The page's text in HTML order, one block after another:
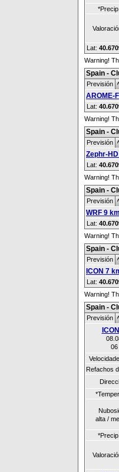
Lat:
Warning!
Spain -
Previsión
AROME-
Lat:
Warning!
Spain -
Previsión
Zephr-
Lat:
Warning!
Spain -
Previsión
WRF 9 km
Lat:
Warning!
Spain -
Previsión
ICON 7
Lat:
Warning!
Spain -
Previsión
06
Refachos
alta /